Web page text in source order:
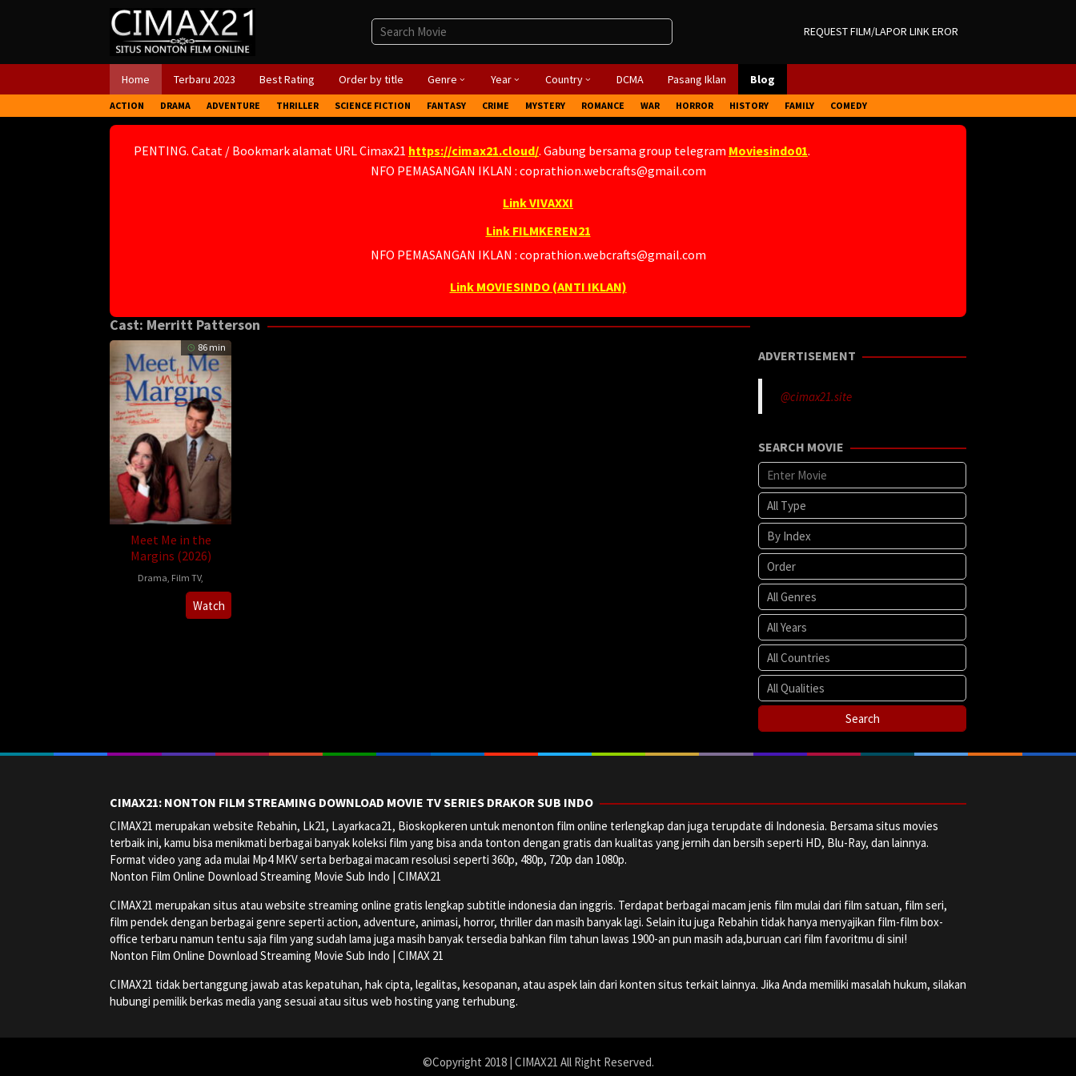
REQUEST FILM/LAPOR LINK EROR
Home Terbaru 2023 Best Rating Order by title Genre Year Country DCMA Pasang Iklan Blog
ACTION DRAMA ADVENTURE THRILLER SCIENCE FICTION FANTASY CRIME MYSTERY ROMANCE WAR HORROR HISTORY FAMILY COMEDY
PENTING. Catat / Bookmark alamat URL Cimax21 https://cimax21.cloud/ . Gabung bersama group telegram Moviesindo01.
NFO PEMASANGAN IKLAN : coprathion.webcrafts@gmail.com
Link VIVAXXI
Link FILMKEREN21
NFO PEMASANGAN IKLAN : coprathion.webcrafts@gmail.com
Link MOVIESINDO (ANTI IKLAN)
Cast: Merritt Patterson
86 min
Meet Me in the
Margins (2026)
Drama, Film TV,
2026-
Kelly
Edwards
Watch
ADVERTISEMENT
@cimax21.site
SEARCH MOVIE
CIMAX21: NONTON FILM STREAMING DOWNLOAD MOVIE TV SERIES DRAKOR SUB INDO
CIMAX21 merupakan website Rebahin, Lk21, Layarkaca21, Bioskopkeren untuk menonton film online terlengkap dan juga terupdate di Indonesia. Bersama situs movies
terbaik ini, kamu bisa menikmati berbagai banyak koleksi film yang bisa anda tonton dengan gratis dan kualitas yang jernih dan bersih seperti HD, Blu-Ray, dan lainnya.
Format video yang ada mulai Mp4 MKV serta berbagai macam resolusi seperti 360p, 480p, 720p dan 1080p.
Nonton Film Online Download Streaming Movie Sub Indo | CIMAX21
CIMAX21 merupakan situs atau website streaming online gratis lengkap subtitle indonesia dan inggris. Terdapat berbagai macam jenis film mulai dari film satuan, film seri,
film pendek dengan berbagai genre seperti action, adventure, animasi, horror, thriller dan masih banyak lagi. Selain itu juga Rebahin tidak hanya menyajikan film-film box-
office terbaru namun tentu saja film yang sudah lama juga masih banyak tersedia bahkan film tahun lawas 1900-an pun masih ada,buruan cari film favoritmu di sini!
Nonton Film Online Download Streaming Movie Sub Indo | CIMAX 21
CIMAX21 tidak bertanggung jawab atas kepatuhan, hak cipta, legalitas, kesopanan, atau aspek lain dari konten situs terkait lainnya. Jika Anda memiliki masalah hukum, silakan
hubungi pemilik berkas media yang sesuai atau situs web hosting yang terhubung.
©Copyright 2018 | CIMAX21 All Right Reserved.